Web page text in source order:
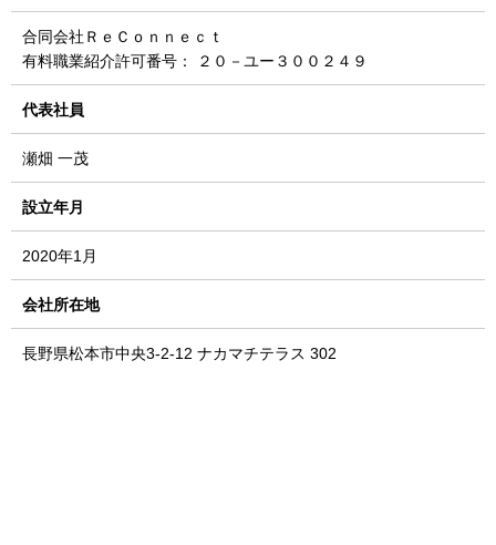
合同会社ＲｅＣｏｎｎｅｃｔ
有料職業紹介許可番号： ２０－ユー３００２４９
代表社員
瀬畑 一茂
設立年月
2020年1月
会社所在地
長野県松本市中央3-2-12 ナカマチテラス 302